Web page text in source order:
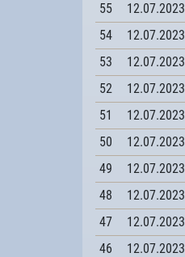
55
12.07.2023
54
12.07.2023
53
12.07.2023
52
12.07.2023
51
12.07.2023
50
12.07.2023
49
12.07.2023
48
12.07.2023
47
12.07.2023
46
12.07.2023